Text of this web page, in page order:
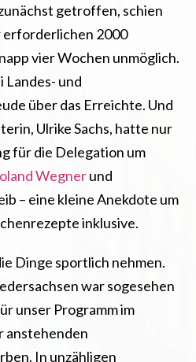
getroffen, schien
erforderlichen 2000
vier Wochen unmöglich.
Landes- und
über das Erreichte. Und
Ulrike Sachs, hatte nur
für die Delegation um
Wegnerund
– eine kleine Anekdote um
inklusive.
Dinge sportlich nehmen.
war sogesehen
unser Programm im
anstehenden
In unzähligen